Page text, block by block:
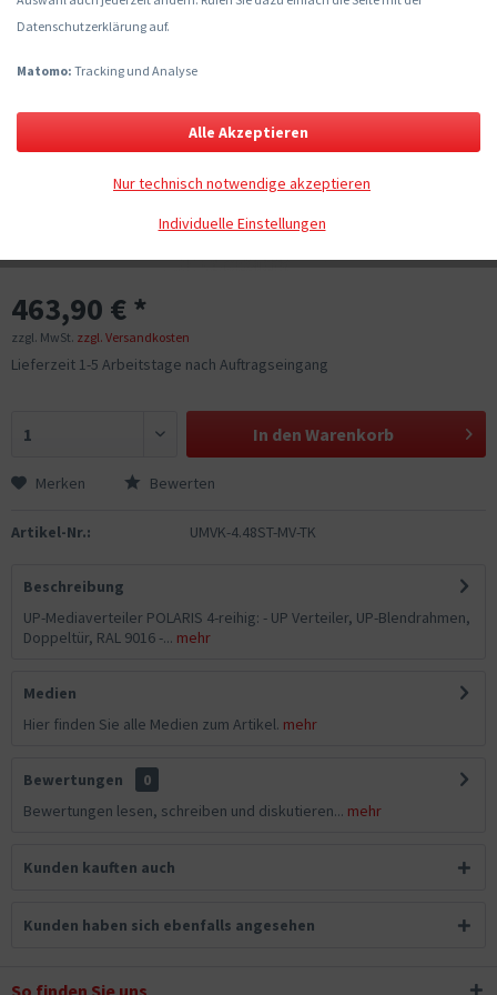
463,90 € *
zzgl. MwSt. zzgl. Versandkosten
Lieferzeit 1-5 Arbeitstage nach Auftragseingang
In den Warenkorb
Merken Bewerten
Artikel-Nr.: UMVK-4.48ST-MV-TK
Beschreibung
UP-Mediaverteiler POLARIS 4-reihig: - UP Verteiler, UP-Blendrahmen,
Doppeltür, RAL 9016 -... mehr
Medien
Hier finden Sie alle Medien zum Artikel. mehr
Bewertungen
0
Bewertungen lesen, schreiben und diskutieren... mehr
Kunden kauften auch
Kunden haben sich ebenfalls angesehen
Datenschutzerklärung auf.
Matomo: Tracking und Analyse
Individuelle Einstellungen
Nur technisch notwendige akzeptieren
Alle Akzeptieren